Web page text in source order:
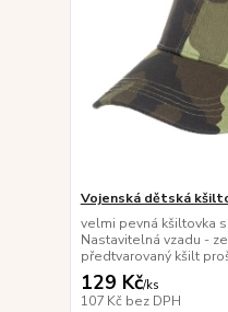
Vojenská dětská
velmi pevná kšiltovka
Nastavitelná vzadu -
předtvarovaný kšilt
129 Kč/ks
107 Kč bez DPH